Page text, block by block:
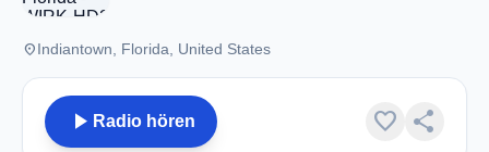
placeIndiantown, Florida, United States
play_arrow Radio hören favorite share